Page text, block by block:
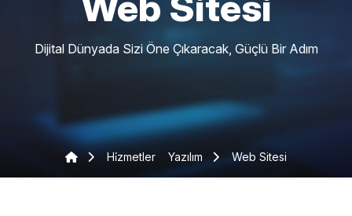
Dijital Dünyada Sizi Öne Çıkaracak, Güçlü Bir Adım
Hi̇zmetler Yazılım Web Sitesi